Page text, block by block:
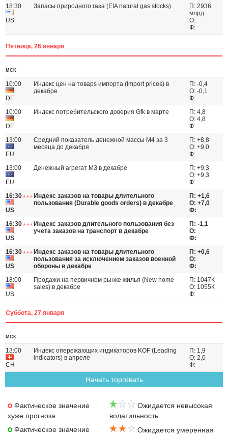
18:30
US
Запасы природного газа (EIA natural gas stocks)
П: 2936
млрд.
О:
Ф:
Пятница, 26 января
МСК
10:00
DE
Индекс цен на товарs импорта (Import prices) в
декабре
П: -0,4
О: -0,1
Ф:
10:00
DE
Индекс потребительского доверия Gfk в марте
П: 4,8
О: 4,8
Ф:
13:00
EU
Средний показатель денежной массы М4 за 3
месяца до декабря
П: +8,8
О: +9,0
Ф:
13:00
EU
Денежный агрегат МЗ в декабре
П: +9,3
О: +9,3
Ф:
16:30
US
Индекс заказов на товары длительного
пользования (Durable goods orders) в декабре
П: +1,6
О: +7,0
Ф:
16:30
US
Индекс заказов длительного пользования без
учета заказов на транспорт в декабре
П: -1,1
О:
Ф:
16:30
US
Индекс заказов на товары длительного
пользования за исключением заказов военной
обороны в декабре
П: +0,6
О:
Ф:
18:00
US
Продажи на первичном рынке жилья (New home
sales) в декабре
П: 1047К
О: 1055К
Ф:
Суббота, 27 января
МСК
13:00
CH
Индекс опережающих индикаторов KOF (Leading
indicators) в апреле
П: 1,9
О: 2,0
Ф:
Начать торговать
Фактическое значение
хуже прогноза
Фактическое значение
Ожидается невысокая
волатильность
Ожидается умеренная